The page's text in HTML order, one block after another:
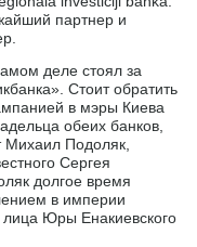
партнер и
деле стоял за
Стоит обратить
в мэры Киева
обеих банков,
Михаил Подоляк,
Сергея
долгое время
в империи
Юры Енакиевского